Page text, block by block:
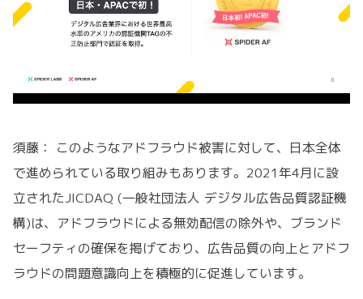
須藤： このようなアドフラウド被害に対して、日本全体
で進められている取り組みもあります。2021年4月に設
立されたJICDAQ (一般社団法人 デジタル広告品質認証機
構)は、アドフラウドによる無効配信の除外や、ブランド
セーフティの確保を掲げており、広告品質の向上とアドフ
ラウドの問題意識向上を積極的に促進しています。